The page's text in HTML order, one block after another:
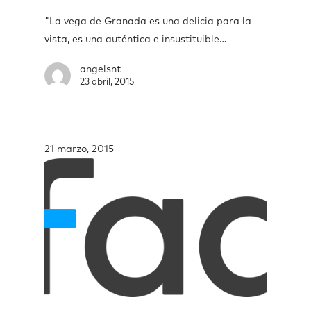
"La vega de Granada es una delicia para la
vista, es una auténtica e insustituible…
angelsnt
23 abril, 2015
21 marzo, 2015